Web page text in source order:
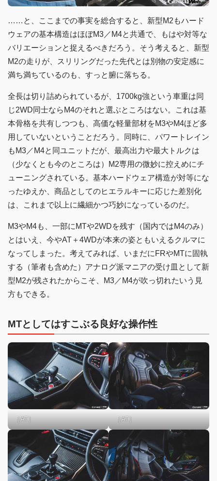
……と、ここまでの事実を総合すると、新型M2もハード
ウェアの基本構造はほぼM3／M4と共通で、もはや対等な
バリエーションと捉えるべきだろう。そう考えると、新型
M2の走りが、スリリングだった先代とは別物の安定感に
満ち満ちているのも、すっと腑に落ちる。
全長は切り詰められているが、1700kg強という車重は同
じ2WD同士ならM4のそれと選ぶところはない。これは基
本骨格を共有しつつも、高価な軽量部材をM3やM4ほど多
用していないということだろう。同時に、パワートレイン
もM3／M4と同ユニットだが、最高出力や最大トルクは
（少なくとも今のところは）M2専用の微妙に控えめにチ
ューニングされている。基本ハードウェア構造が対等にな
ったゆえか、商品としてのヒエラルキーに応じた差別化
は、これまで以上に繊細かつ巧妙になっているのだ。
M3やM4も、一部にMTや2WDを残す（国内ではM4のみ）
とはいえ、今やAT＋4WDが本来の姿ともいえるクルマに
なってしまった。考えてみれば、いまだにFRやMTに固執
する（筆者も含めた）アナログ派マニアの受け皿として新
型M2が残されたからこそ、M3／M4が吹っ切れたいう見
方もできる。
MTとしてはすこぶる良好な操作性
［AT］ ［AT］